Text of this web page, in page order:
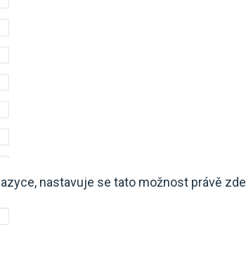
nastavuje se tato možnost právě zde